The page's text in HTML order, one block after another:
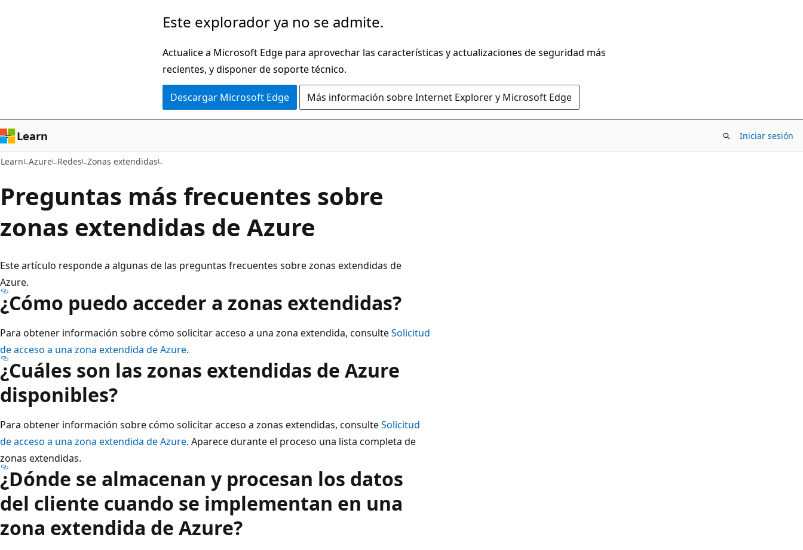
Este explorador ya no se admite.
Actualice a Microsoft Edge para aprovechar las características y actualizaciones de seguridad más
recientes, y disponer de soporte técnico.
Descargar Microsoft Edge Más información sobre Internet Explorer y Microsoft Edge
Learn Iniciar sesión
Learn Azure Redes Zonas extendidas
Preguntas más frecuentes sobre
zonas extendidas de Azure
Este artículo responde a algunas de las preguntas frecuentes sobre zonas extendidas de
Azure.
¿Cómo puedo acceder a zonas extendidas?
Para obtener información sobre cómo solicitar acceso a una zona extendida, consulteSolicitud
de acceso a una zona extendida de Azure.
¿Cuáles son las zonas extendidas de Azure
disponibles?
Para obtener información sobre cómo solicitar acceso a zonas extendidas, consulteSolicitud
de acceso a una zona extendida de Azure. Aparece durante el proceso una lista completa de
zonas extendidas.
¿Dónde se almacenan y procesan los datos
del cliente cuando se implementan en una
zona extendida de Azure?